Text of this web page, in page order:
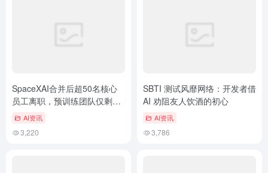
SpaceXAI合并后超50名核心
员工离职，预训练团队仅剩数
人 AI资讯
3,220
SBTI 测试风靡网络：开发者借
AI 劝阻友人饮酒的初心
AI资讯
3,786